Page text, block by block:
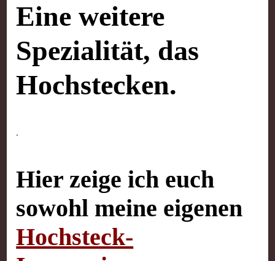
Eine weitere
Spezialität, das
Hochstecken.
.
Hier zeige ich euch
sowohl meine eigenen
Hochsteck-